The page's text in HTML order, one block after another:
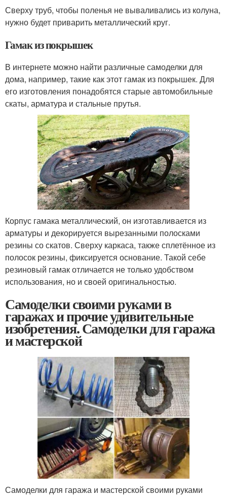
Сверху труб, чтобы поленья не вываливались из колуна,
нужно будет приварить металлический круг.
Гамак из покрышек
В интернете можно найти различные самоделки для
дома, например, такие как этот гамак из покрышек. Для
его изготовления понадобятся старые автомобильные
скаты, арматура и стальные прутья.
Корпус гамака металлический, он изготавливается из
арматуры и декорируется вырезанными полосками
резины со скатов. Сверху каркаса, также сплетённое из
полосок резины, фиксируется основание. Такой себе
резиновый гамак отличается не только удобством
использования, но и своей оригинальностью.
Самоделки своими руками в
гаражах и прочие удивительные
изобретения. Самоделки для гаража
и мастерской
Самоделки для гаража и мастерской своими руками